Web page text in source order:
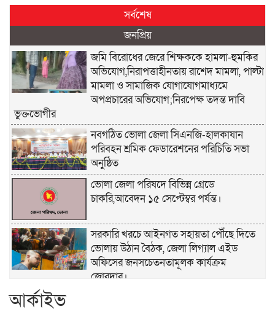
সর্বশেষ
জনপ্রিয়
জমি বিরোধের জেরে শিক্ষককে হামলা-হুমকির
অভিযোগ,নিরাপত্তাহীনতায় রাশেদ মামলা, পাল্টা
মামলা ও সামাজিক যোগাযোগমাধ্যমে
অপপ্রচারের অভিযোগ;নিরপেক্ষ তদন্ত দাবি
ভুক্তভোগীর
নবগঠিত ভোলা জেলা সিএনজি-হালকাযান
পরিবহন শ্রমিক ফেডারেশনের পরিচিতি সভা
অনুষ্ঠিত
ভোলা জেলা পরিষদে বিভিন্ন গ্রেডে
চাকরি,আবেদন ১৫ সেপ্টেম্বর পর্যন্ত।
সরকারি খরচে আইনগত সহায়তা পৌঁছে দিতে
ভোলায় উঠান বৈঠক, জেলা লিগ্যাল এইড
অফিসের জনসচেতনতামূলক কার্যক্রম
জোরদার।
আর্কাইভ